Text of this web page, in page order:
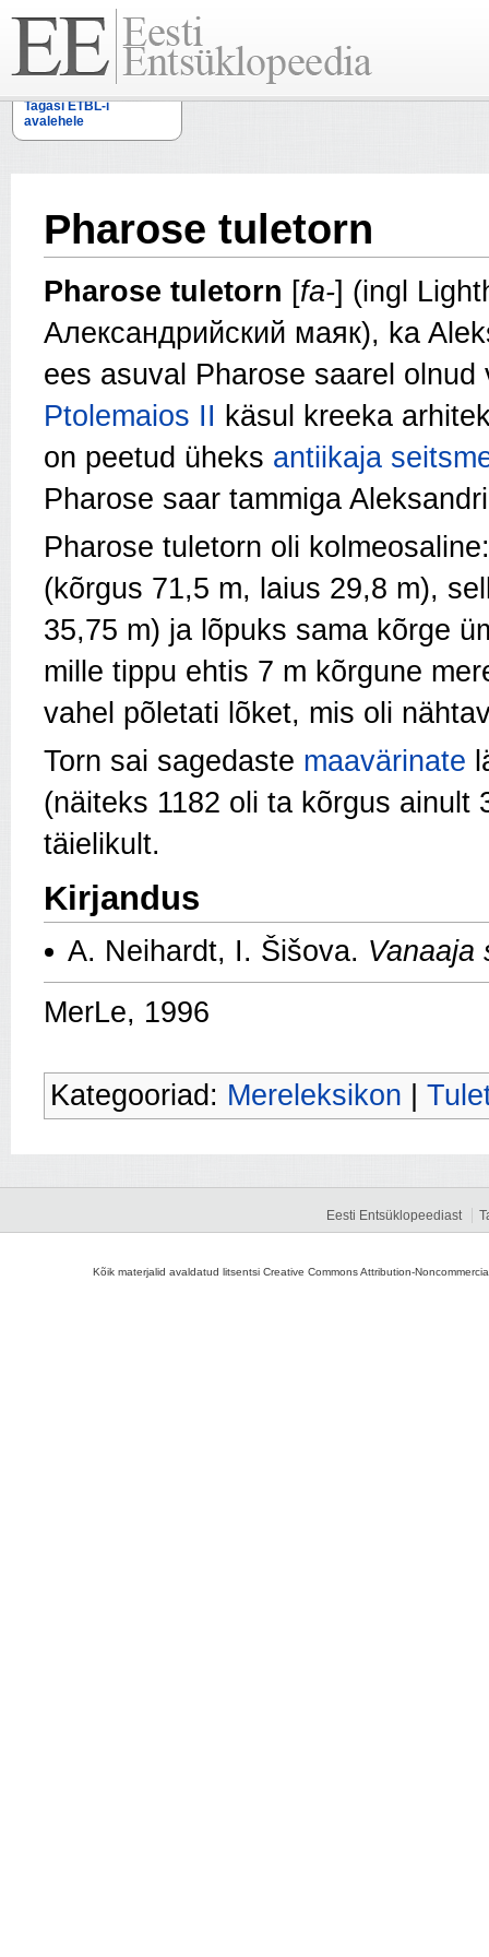
Tagasi ETBL-i
avalehele
Pharose tuletorn
Pharose tuletorn [fa-] (ingl
Александрийский маяк), ka
ees asuval Pharose saarel
Ptolemaios II käsul kreeka
on peetud üheks antiikaja
Pharose saar tammiga
Pharose tuletorn oli
(kõrgus 71,5 m, laius 29,8 m),
35,75 m) ja lõpuks sama kõrge
mille tippu ehtis 7 m kõrgune
vahel põletati lõket, mis oli
Torn sai sagedaste maavärinate
(näiteks 1182 oli ta kõrgus
täielikult.
Kirjandus
A. Neihardt, I. Šišova. Vanaaja
MerLe, 1996
Kategooriad: Mereleksikon
Eesti Entsüklopeediast
Kõik materjalid avaldatud litsentsi Creative Commons Attribution-